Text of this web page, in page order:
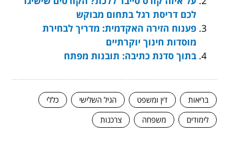
לכם דריסת רגל בתחום מבוקש
פענוח הזירה האקדמית: מדריך לבחירת
מוסדות חינוך יוקרתיים
בתוך סדנת כתיבה: תובנות מפתח
בריאות דין ומשפט הגיל השלישי
כללי
לימודים
משפחה צרכנות